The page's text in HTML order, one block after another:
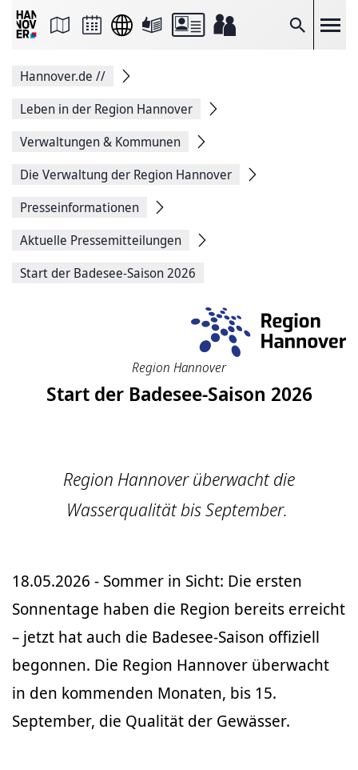
Suche
Seite
Facebook
teilen
Seitenlink
Seite
Hannover.de //
Leben in der Region Hannover
Verwaltungen & Kommunen
Die Verwaltung der Region Hannover
Presseinformationen
Aktuelle Pressemitteilungen
Start der Badesee-Saison 2026
Region Hannover
Start der Badesee-Saison 2026
Region Hannover überwacht die
Wasserqualität bis September.
18.05.2026 - Sommer in Sicht: Die ersten
Sonnentage haben die Region bereits erreicht
– jetzt hat auch die Badesee-Saison offiziell
begonnen. Die Region Hannover überwacht
in den kommenden Monaten, bis 15.
September, die Qualität der Gewässer.